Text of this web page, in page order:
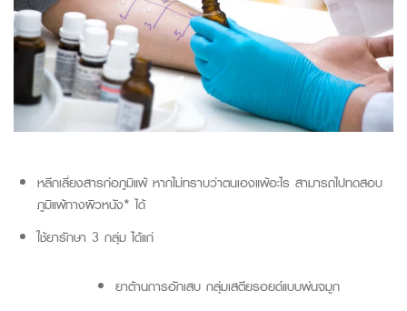
หลีกเลี่ยงสารก่อภูมิแพ้ หากไม่ทราบว่าตนเองแพ้อะไร สามารถไปทดสอบ
ภูมิแพ้ทางผิวหนัง* ได้
ใช้ยารักษา 3 กลุ่ม ได้แก่
ยาต้านการอักเสบ กลุ่มเสตียรอยด์แบบพ่นจมูก